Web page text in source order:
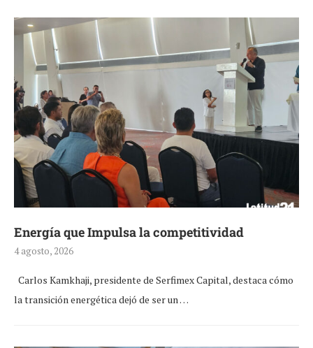
Energía que Impulsa la competitividad
4 agosto, 2026
Carlos Kamkhaji, presidente de Serfimex Capital, destaca cómo
la transición energética dejó de ser un …